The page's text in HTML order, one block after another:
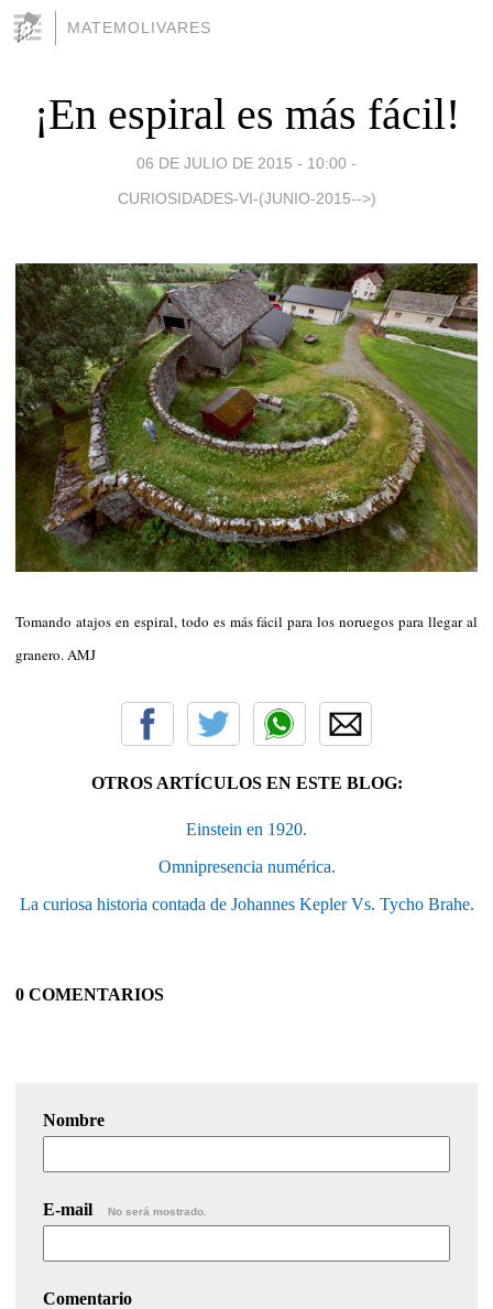
MATEMOLIVARES
¡En espiral es más fácil!
06 DE JULIO DE 2015 - 10:00 -
CURIOSIDADES-VI-(JUNIO-2015-->)
Tomando atajos en espiral, todo es más fácil para los noruegos para llegar al
granero. AMJ
OTROS ARTÍCULOS EN ESTE BLOG:
Einstein en 1920.
Omnipresencia numérica.
La curiosa historia contada de Johannes Kepler Vs. Tycho Brahe.
0 COMENTARIOS
Nombre
E-mail No será mostrado.
Comentario